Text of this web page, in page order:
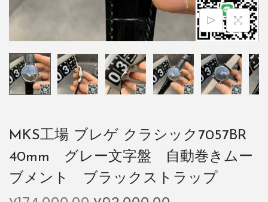
MKS工場 ブレゲ クラシック7057BR
40mm グレー文字盤 自動巻きムー
ブメント ブラックストラップ